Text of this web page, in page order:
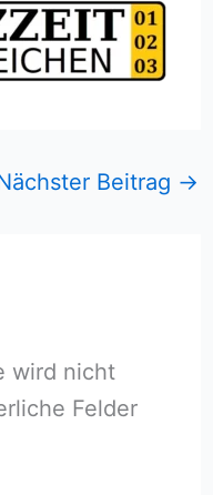
Beitrag →
wird nicht
Felder